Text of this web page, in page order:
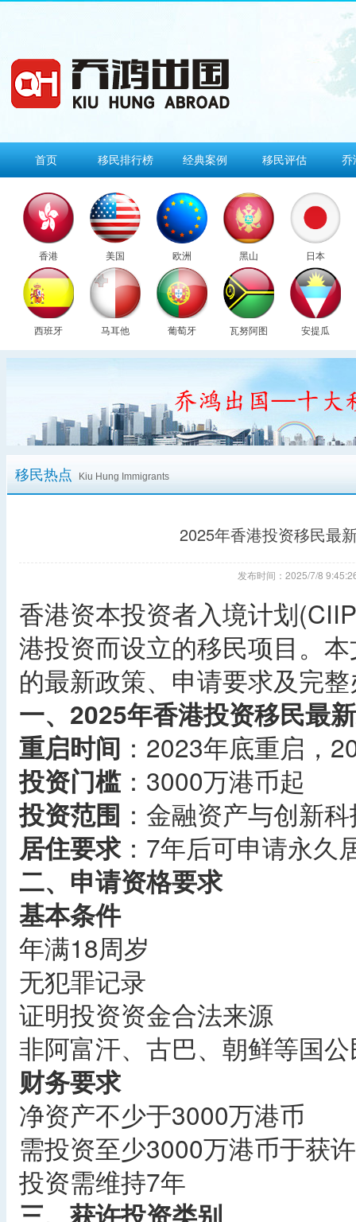
首页 移民排行榜 经典案例 移民评估 乔
香港 美国 欧洲 黑山 日本
西班牙 马耳他 葡萄牙 瓦努阿图 安提瓜
移民热点 Kiu Hung Immigrants
2025年香港投资移民最
发布时间：2025/7/8
香港资本投资者入境计划
港投资而设立的移民项目。
的最新政策、申请要求及完
一、2025年香港投资移民最
重启时间 ：2023年底重启，
投资门槛：3000万港币起
投资范围 ：金融资产与创新
居住要求：7年后可申请永久
二、申请资格要求
基本条件
年满18周岁
无犯罪记录
证明投资资金合法来源
非阿富汗、古巴、朝鲜等国
财务要求
净资产不少于3000万港币
需投资至少3000万港币于获
投资需维持7年